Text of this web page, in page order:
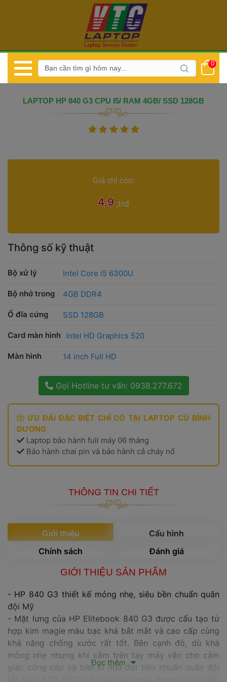
0
LAPTOP HP 840 G3 CPU I5/ RAM 4GB/ SSD 128GB
Giá chỉ còn:
4,9 ,trđ
Thông số kỹ thuật
Bộ xử lý Intel Core i5 6300U
Bộ nhớ trong 4GB DDR4
Ổ đĩa cứng SSD 128GB
Card màn hình Intel HD Graphics 520
Màn hình 14 inch Full HD
Gọi Hotline tư vấn: 0938.277.672
ƯU ĐÃI ĐẶC BIỆT CHỈ CÓ TẠI LAPTOP CŨ BÌNH
DƯƠNG
Laptop bảo hành full máy 06 tháng
Bảo hành chai pin và bảo hành cả cháy nổ
THÔNG TIN CHI TIẾT
Giới thiệu
Cấu hình
Chính sách
Đánh giá
GIỚI THIỆU SẢN PHẨM
- HP 840 G3 thiết kế mỏng nhẹ, siêu bền chuẩn quân
đội Mỹ
- Mặt lưng của HP Elitebook 840 G3 được cấu tạo từ
hợp kim magie màu bạc khá bắt mắt và cao cấp cùng
khả năng chống xước rất tốt. Bên cạnh đó, dù khá
mỏng nhẹ nhưng khi cầm trên tay máy vẫn cho cảm
giác cứng cáp và bền bỉ nhờ đạt tiêu chuẩn quân đội
Đọc thêm